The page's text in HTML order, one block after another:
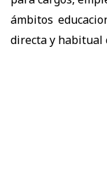
ámbitos
directa y habitual